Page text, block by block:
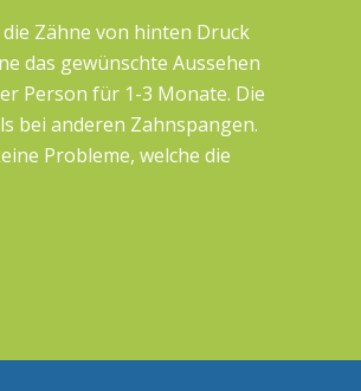
Zähne von hinten Druck
das gewünschte Aussehen
Person für 1-3 Monate. Die
bei anderen Zahnspangen.
Probleme, welche die